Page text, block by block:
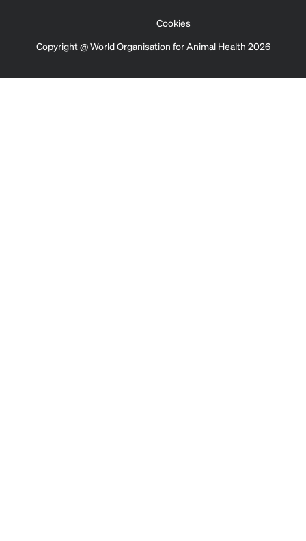
Cookies
Copyright @ World Organisation for Animal Health 2026